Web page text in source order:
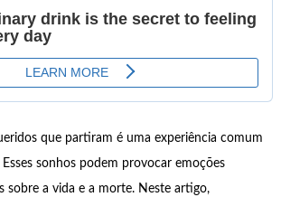
que partiram é uma experiência comum
sonhos podem provocar emoções
sobre a vida e a morte. Neste artigo,